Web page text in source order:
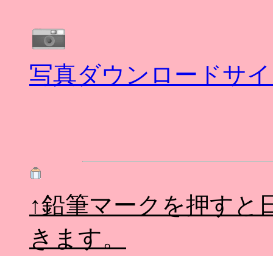
写真ダウンロードサ
↑鉛筆マークを押すと
きます。